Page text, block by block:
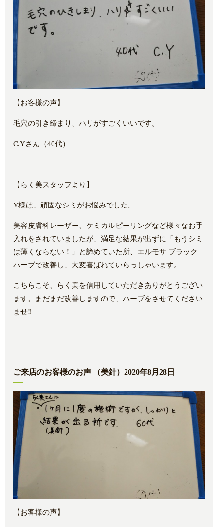
【お客様の声】
毛穴の引き締まり、ハリがすごくいいです。
C.Yさん（40代）
【らく美スタッフより】
Y様は、頑固なシミがお悩みでした。
美容皮膚科レーザー、ケミカルピーリングなど様々なお手
入れをされていましたが、満足な結果が出ずに「もうシミ
は薄くならない！」と諦めていた所、エルモサ ブラック
ハーブで改善し、大変喜ばれていらっしゃいます。
こちらこそ、らく美を信用していただきありがとうござい
ます。まだまだ改善しますので、ハーブをさせてください
ませ‼️
ご来店のお客様のお声 （美針）2020年8月28日
【お客様の声】